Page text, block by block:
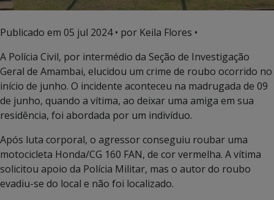
Publicado em 05 jul 2024• por Keila Flores •
A Polícia Civil, por intermédio da Seção de Investigação
Geral de Amambai, elucidou um crime de roubo ocorrido no
início de junho. O incidente aconteceu na madrugada de 09
de junho, quando a vítima, ao deixar uma amiga em sua
residência, foi abordada por um indivíduo.
Após luta corporal, o agressor conseguiu roubar uma
motocicleta Honda/CG 160 FAN, de cor vermelha. A vítima
solicitou apoio da Polícia Militar, mas o autor do roubo
evadiu-se do local e não foi localizado.